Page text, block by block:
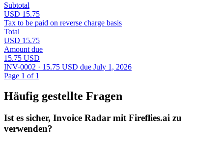
Subtotal
USD 15.75
Tax to be paid on reverse charge basis
Total
USD 15.75
Amount due
15.75 USD
INV-0002 · 15.75 USD due July 1, 2026
Page 1 of 1
Häufig gestellte Fragen
Ist es sicher, Invoice Radar mit Fireflies.ai zu
verwenden?